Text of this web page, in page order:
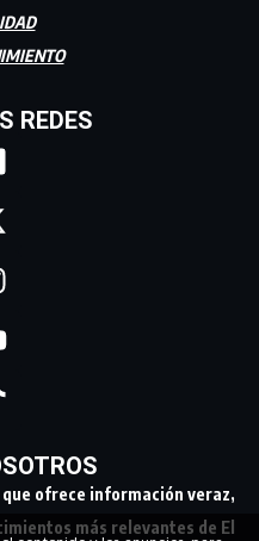
REDES
ofrece información veraz,
más relevantes de El